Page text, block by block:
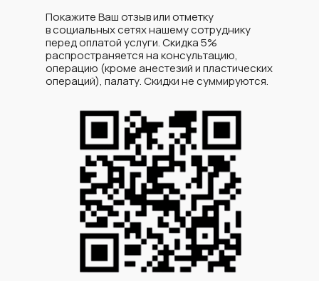
Покажите Ваш отзыв или отметку
в социальных сетях нашему сотруднику
перед оплатой услуги. Скидка 5%
распространяется на консультацию,
операцию (кроме анестезий и пластических
операций), палату. Скидки не суммируются.